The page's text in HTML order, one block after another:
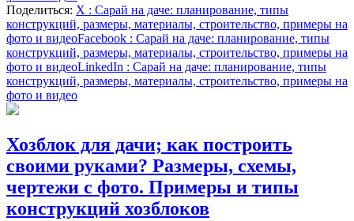
Поделиться: X : Сарай на даче: планирование, типы
конструкций, размеры, материалы, строительство, примеры на
фото и видеоFacebook : Сарай на даче: планирование, типы
конструкций, размеры, материалы, строительство, примеры на
фото и видеоLinkedIn : Сарай на даче: планирование, типы
конструкций, размеры, материалы, строительство, примеры на
фото и видео
Хозблок для дачи; как построить
своими руками? Размеры, схемы,
чертежи с фото. Примеры и типы
конструкций хозблоков